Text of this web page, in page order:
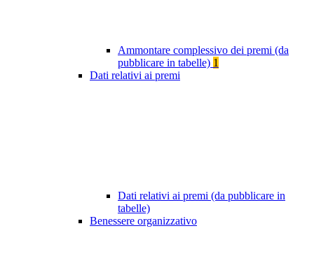
Ammontare complessivo dei premi (da
pubblicare in tabelle) 1
Dati relativi ai premi
Dati relativi ai premi (da pubblicare in
tabelle)
Benessere organizzativo